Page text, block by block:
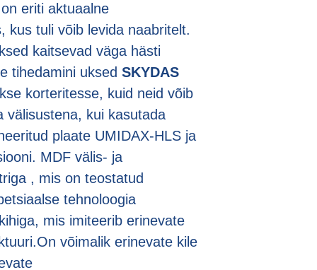
eriti aktuaalne
kus tuli võib levida naabritelt.
kaitsevad väga hästi
tihedamini uksed SKYDAS
korteritesse, kuid neid võib
välisustena, kui kasutada
plaate UMIDAX-HLS ja
MDF välis- ja
, mis on teostatud
tehnoloogia
mis imiteerib erinevate
võimalik erinevate kile